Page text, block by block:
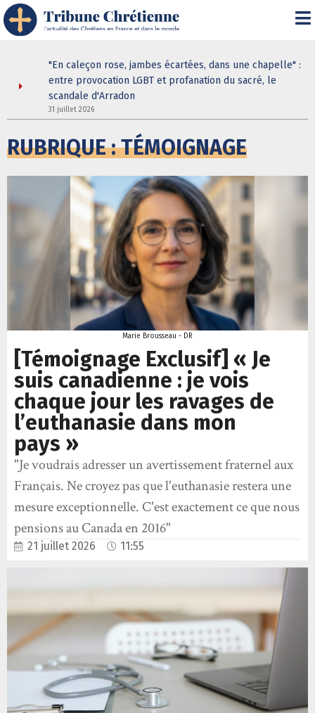
"En caleçon rose, jambes écartées, dans une chapelle" :
entre provocation LGBT et profanation du sacré, le
scandale d'Arradon
31 juillet 2026
RUBRIQUE : TÉMOIGNAGE
Marie Brousseau - DR
[Témoignage Exclusif] « Je
suis canadienne : je vois
chaque jour les ravages de
l’euthanasie dans mon
pays »
"Je voudrais adresser un avertissement fraternel aux
Français. Ne croyez pas que l'euthanasie restera une
mesure exceptionnelle. C'est exactement ce que nous
pensions au Canada en 2016"
21 juillet 2026 11:55